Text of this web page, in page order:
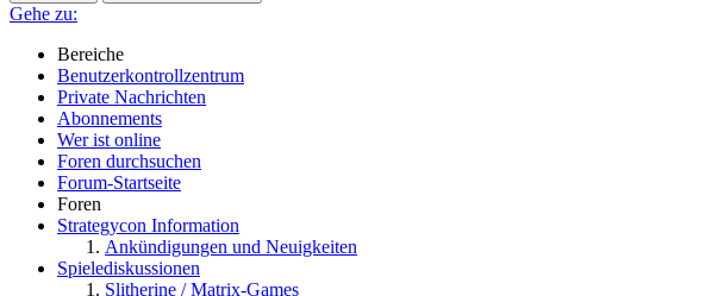
Gehe zu:
Bereiche
Benutzerkontrollzentrum
Private Nachrichten
Abonnements
Wer ist online
Foren durchsuchen
Forum-Startseite
Foren
Strategycon Information
Ankündigungen und Neuigkeiten
Spielediskussionen
Slitherine / Matrix-Games